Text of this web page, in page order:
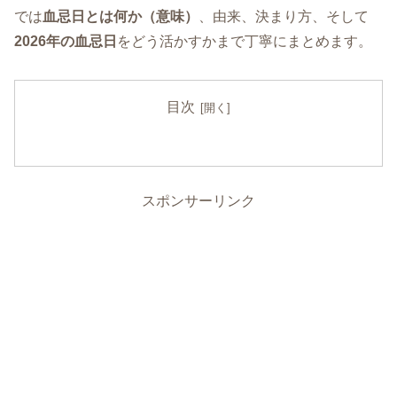
では血忌日とは何か（意味）
、由来、決まり方、そして
2026年の血忌日 をどう活かすかまで丁寧にまとめます。
目次
スポンサーリンク